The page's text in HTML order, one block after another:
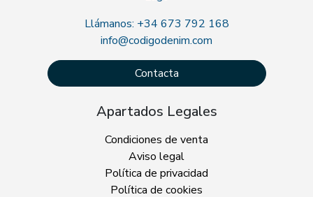
Llámanos: +34 673 792 168
info@codigodenim.com
Contacta
Apartados Legales
Condiciones de venta
Aviso legal
Política de privacidad
Política de cookies